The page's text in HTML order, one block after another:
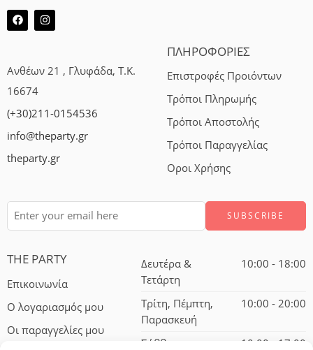
Ανθέων 21 , Γλυφάδα, Τ.Κ.
16674
(+30)211-0154536
info@theparty.gr
theparty.gr
ΠΛΗΡΟΦΟΡΙΕΣ
Επιστροφές Προιόντων
Τρόποι Πληρωμής
Τρόποι Αποστολής
Τρόποι Παραγγελίας
Οροι Χρήσης
THE PARTY
Επικοινωνία
Ο λογαριασμός μου
Οι παραγγελίες μου
Δευτέρα &
Τετάρτη
10:00 - 18:00
Τρίτη, Πέμπτη,
Παρασκευή
10:00 - 20:00
Σάββατο 10:00 - 17:00